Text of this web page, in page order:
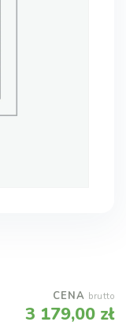
CENA brutto
3 179,00 zł